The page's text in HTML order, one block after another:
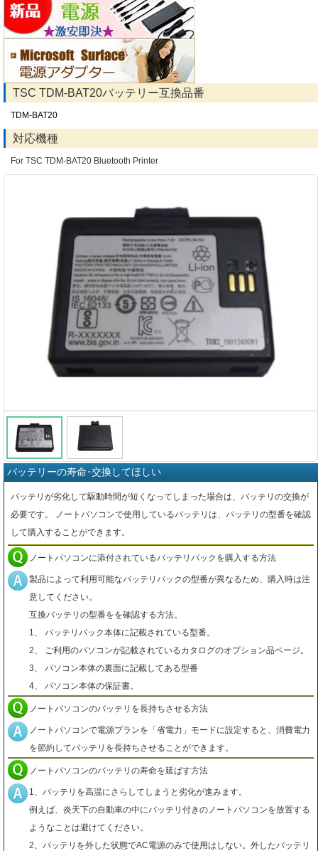
TSC TDM-BAT20バッテリー互換品番
TDM-BAT20
対応機種
For TSC TDM-BAT20 Bluetooth Printer
バッテリーの寿命･交換してほしい
バッテリが劣化して駆動時間が短くなってしまった場合は、バッテリの交換が
必要です。 ノートパソコンで使用しているバッテリは、バッテリの型番を確認
して購入することができます。
ノートパソコンに添付されているバッテリパックを購入する方法
製品によって利用可能なバッテリパックの型番が異なるため、購入時は注
意してください。
互換バッテリの型番をを確認する方法。
1、 バッテリパック本体に記載されている型番。
2、 ご利用のパソコンが記載されているカタログのオプション品ページ。
3、 パソコン本体の裏面に記載してある型番
4、 パソコン本体の保証書。
ノートパソコンのバッテリを長持ちさせる方法
ノートパソコンで電源プランを「省電力」モードに設定すると、消費電力
を節約してバッテリを長持ちさせることができます。
ノートパソコンのバッテリの寿命を延ばす方法
1、バッテリを高温にさらしてしまうと劣化が進みます。
例えば、炎天下の自動車の中にバッテリ付きのノートパソコンを放置する
ようなことは避けてください。
2、バッテリを外した状態でAC電源のみで使用はしない。外したバッテリ